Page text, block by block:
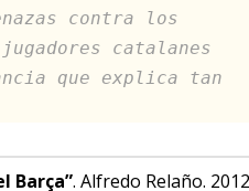
contra los
catalanes
que explica tan
Barça”. Alfredo Relaño.